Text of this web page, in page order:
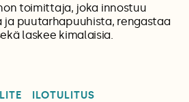
toimittaja, joka innostuu
puutarhapuuhista, rengastaa
laskee kimalaisia.
ILOTULITUS